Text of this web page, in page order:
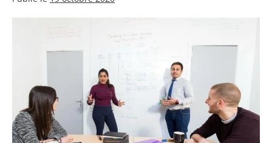
Continuer
Gérer
les